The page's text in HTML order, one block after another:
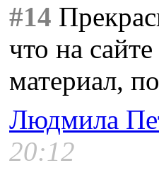
#14
что на
материал,
Людмила
20:12